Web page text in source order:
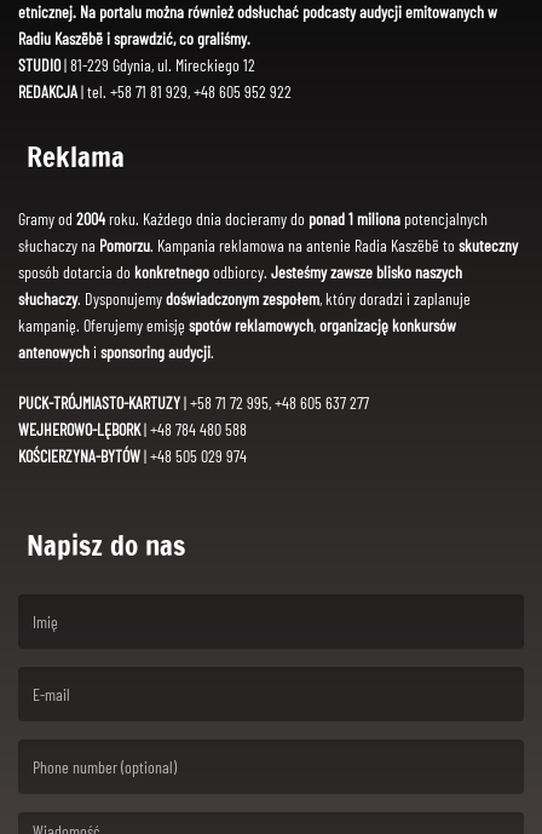
etnicznej. Na portalu można również odsłuchać podcasty audycji emitowanych w
Radiu Kaszëbë i sprawdzić, co graliśmy.
STUDIO| 81-229 Gdynia, ul. Mireckiego 12
REDAKCJA| tel. +58 71 81 929, +48 605 952 922
Reklama
Gramy od 2004roku. Każdego dnia docieramy do ponad 1 miliona potencjalnych
słuchaczy na Pomorzu. Kampania reklamowa na antenie Radia Kaszëbë toskuteczny
sposób dotarcia dokonkretnegoodbiorcy. Jesteśmy zawsze blisko naszych
słuchaczy. Dysponujemydoświadczonym zespołem, który doradzi i zaplanuje
kampanię. Oferujemy emisję spotów reklamowych,organizację konkursów
antenowychi sponsoring audycji.
PUCK-TRÓJMIASTO-KARTUZY| +58 71 72 995, +48 605 637 277
WEJHEROWO-LĘBORK| +48 784 480 588
KOŚCIERZYNA-BYTÓW| +48 505 029 974
Napisz do nas